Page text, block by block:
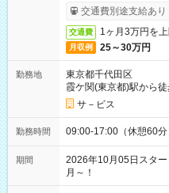
取りサービス利用可（
交通費別途支給あり
交通費 1ヶ月3万円を
月収例 25～30万円
勤務地
東京都千代田区
霞ケ関(東京都)駅から
サ－ビス
勤務時間 09:00-17:00（休憩60分
期間
2026年10月05日スタ
月～！